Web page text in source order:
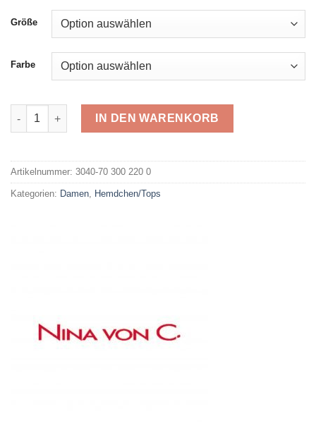
war:
19,95 €
ist:
15,00 €.
Größe
Farbe
Nina von C. Achselhemd 70 300 220 0 Menge
IN DEN WARENKORB
Artikelnummer: 3040-70 300 220 0
Kategorien: Damen, Hemdchen/Tops